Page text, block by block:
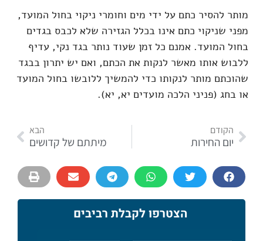
מותר להסיר כתם על ידי מים וחומרי ניקוי בחול המועד,
מפני שניקוי כתם אינו בכלל הגזירה שלא לכבס בגדים
בחול המועד. אמנם כל זמן שעוד נותר בגד נקי, עדיף
ללבוש אותו מאשר לנקות את הכתם, ואם יש יתרון בבגד
שהוכתם מותר לנקותו כדי להמשיך ללובשו בחול המועד
או בחג (פניני הלכה מועדים יא, יא).
הקודם
יום החירות
הבא
מיתתם של קדושים
הצטרפו לקבלת רביבים